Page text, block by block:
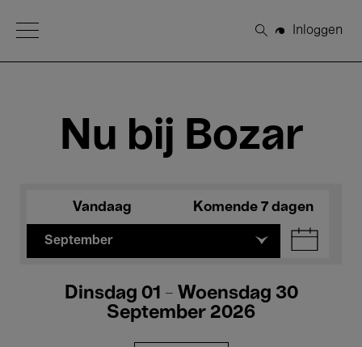
Open Menu
Zoeken
Inloggen
Nu bij Bozar
Vandaag Komende 7 dagen
September
Dinsdag 01 - Woensdag 30
September 2026